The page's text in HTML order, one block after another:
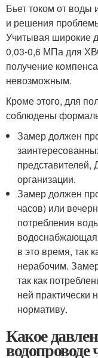
Бьет током от воды
и решения
Учитывая широкие
0,03-0,6 МПа для
получение
невозможным.
Кроме этого, для
соблюдены
Замер должен
организации.
Замер должен
часов) или
потребления
водоснабжающая
в это время, так
нерабочим.
так как
ней практически
нормативу.
Какое
водопроводе